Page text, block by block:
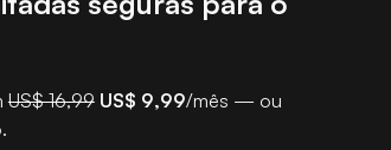
US$ 16,99 US$ 9,99/mês — ou